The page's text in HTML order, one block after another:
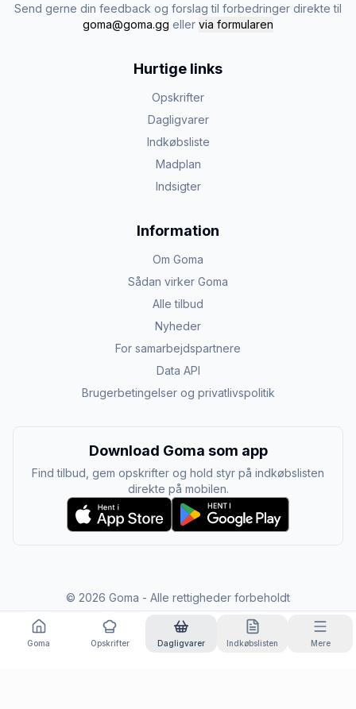
Send gerne din feedback og forslag til forbedringer direkte til
goma@goma.gg eller via formularen
Hurtige links
Opskrifter
Dagligvarer
Indkøbsliste
Madplan
Indsigter
Information
Om Goma
Sådan virker Goma
Alle tilbud
Nyheder
For samarbejdspartnere
Data API
Brugerbetingelser og privatlivspolitik
Download Goma som app
Find tilbud, gem opskrifter og hold styr på indkøbslisten
direkte på mobilen.
© 2026 Goma - Alle rettigheder forbeholdt
Goma Opskrifter Dagligvarer Indkøbslisten Mere